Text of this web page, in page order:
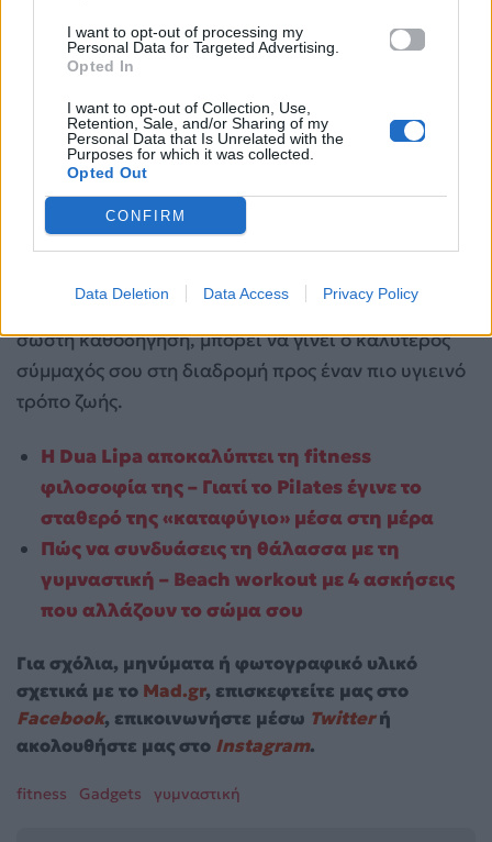
I want to opt-out of processing my
Personal Data for Targeted Advertising.
Opted In
I want to opt-out of Collection, Use,
Retention, Sale, and/or Sharing of my
Personal Data that Is Unrelated with the
Purposes for which it was collected.
Opted Out
CONFIRM
Data Deletion Data Access Privacy Policy
Το σημαντικότερο όμως δεν είναι το gadget από
στην καθημερινότητά σου
. Με συνέπεια και
σωστή καθοδήγηση, μπορεί να γίνει ο καλύτερος
σύμμαχός σου στη διαδρομή προς έναν πιο υγιεινό
τρόπο ζωής.
Η Dua Lipa αποκαλύπτει τη fitness
φιλοσοφία της – Γιατί το Pilates έγινε το
σταθερό της «καταφύγιο» μέσα στη μέρα
Πώς να συνδυάσεις τη θάλασσα με τη
γυμναστική – Beach workout με 4 ασκήσεις
που αλλάζουν το σώμα σου
Για σχόλια, μηνύματα ή φωτογραφικό υλικό
σχετικά με το Mad.gr, επισκεφτείτε μας στο
Facebook, επικοινωνήστε μέσω Twitterή
ακολουθήστε μας στο Instagram.
fitness Gadgets γυμναστική